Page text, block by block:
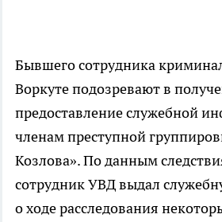
Бывшего сотрудника
Воркуте подозревают в
предоставление служебной
членам преступной
Козлова». По данным
сотрудник УВД выдал
о ходе расследования